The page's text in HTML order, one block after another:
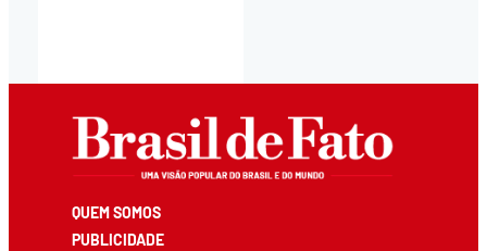
QUEM SOMOS
PUBLICIDADE